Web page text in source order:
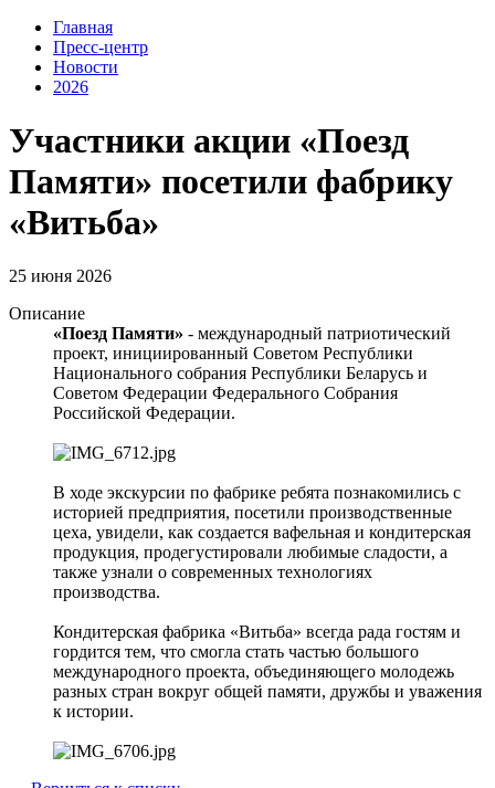
Главная
Пресс-центр
Новости
2026
Участники акции «Поезд
Памяти» посетили фабрику
«Витьба»
25 июня 2026
Описание
«Поезд Памяти» - международный патриотический
проект, инициированный Советом Республики
Национального собрания Республики Беларусь и
Советом Федерации Федерального Собрания
Российской Федерации.
В ходе экскурсии по фабрике ребята познакомились с
историей предприятия, посетили производственные
цеха, увидели, как создается вафельная и кондитерская
продукция, продегустировали любимые сладости, а
также узнали о современных технологиях
производства.
Кондитерская фабрика «Витьба» всегда рада гостям и
гордится тем, что смогла стать частью большого
международного проекта, объединяющего молодежь
разных стран вокруг общей памяти, дружбы и уважения
к истории.